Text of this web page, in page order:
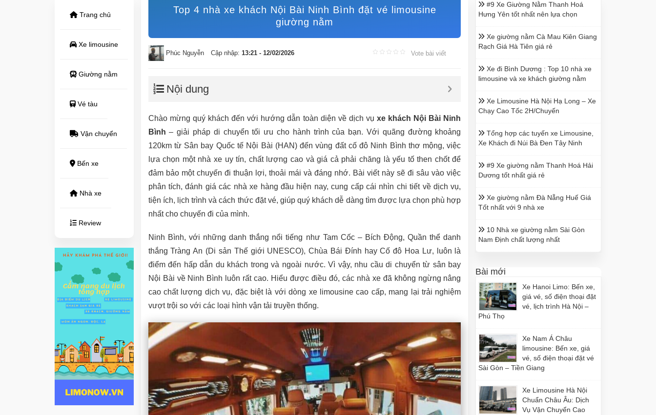
Trang chủ
Xe limousine
Giường nằm
Vé tàu
Vận chuyển
Bến xe
Nhà xe
Review
Top 4 nhà xe khách Nội Bài Ninh Bình đặt vé limousine
giường nằm
Phúc Nguyễn Cập nhập: 13:21 - 12/02/2026 Vote bài viết
Nội dung
Chào mừng quý khách đến với hướng dẫn toàn diện về dịch vụxe khách Nội Bài Ninh
Bình – giải pháp di chuyển tối ưu cho hành trình của bạn. Với quãng đường khoảng
120km từ Sân bay Quốc tế Nội Bài (HAN) đến vùng đất cố đô Ninh Bình thơ mộng, việc
lựa chọn một nhà xe uy tín, chất lượng cao và giá cả phải chăng là yếu tố then chốt để
đảm bảo một chuyến đi thuận lợi, thoải mái và đáng nhớ. Bài viết này sẽ đi sâu vào việc
phân tích, đánh giá các nhà xe hàng đầu hiện nay, cung cấp cái nhìn chi tiết về dịch vụ,
tiện ích, lịch trình và cách thức đặt vé, giúp quý khách dễ dàng tìm được lựa chọn phù hợp
nhất cho chuyến đi của mình.
Ninh Bình, với những danh thắng nổi tiếng như Tam Cốc – Bích Động, Quần thể danh
thắng Tràng An (Di sản Thế giới UNESCO), Chùa Bái Đính hay Cố đô Hoa Lư, luôn là
điểm đến hấp dẫn du khách trong và ngoài nước. Vì vậy, nhu cầu di chuyển từ sân bay
Nội Bài về Ninh Bình luôn rất cao. Hiểu được điều đó, các nhà xe đã không ngừng nâng
cao chất lượng dịch vụ, đặc biệt là với dòng xe limousine cao cấp, mang lại trải nghiệm
vượt trội so với các loại hình vận tải truyền thống.
#9 Xe Giường Nằm Thanh Hoá
Hưng Yên tốt nhất nên lựa chọn
Xe giường nằm Cà Mau Kiên Giang
Rạch Giá Hà Tiên giá rẻ
Xe đi Bình Dương : Top 10 nhà xe
limousine và xe khách giường nằm
Xe Limousine Hà Nội Hạ Long – Xe
Chạy Cao Tốc 2H/Chuyến
Tổng hợp các tuyến xe Limousine,
Xe Khách đi Núi Bà Đen Tây Ninh
#9 Xe giường nằm Thanh Hoá Hải
Dương tốt nhất giá rẻ
Xe giường nằm Đà Nẵng Huế Giá
Tốt nhất với 9 nhà xe
10 Nhà xe giường nằm Sài Gòn
Nam Định chất lượng nhất
Bài mới
Xe Hanoi Limo: Bến xe,
giá vé, số điện thoại đặt
vé, lịch trình Hà Nội –
Phú Thọ
Xe Nam Á Châu
limousine: Bến xe, giá
vé, số điện thoại đặt vé
Sài Gòn – Tiền Giang
Xe Limousine Hà Nội
Chuẩn Châu Âu: Dịch
Vụ Vận Chuyển Cao